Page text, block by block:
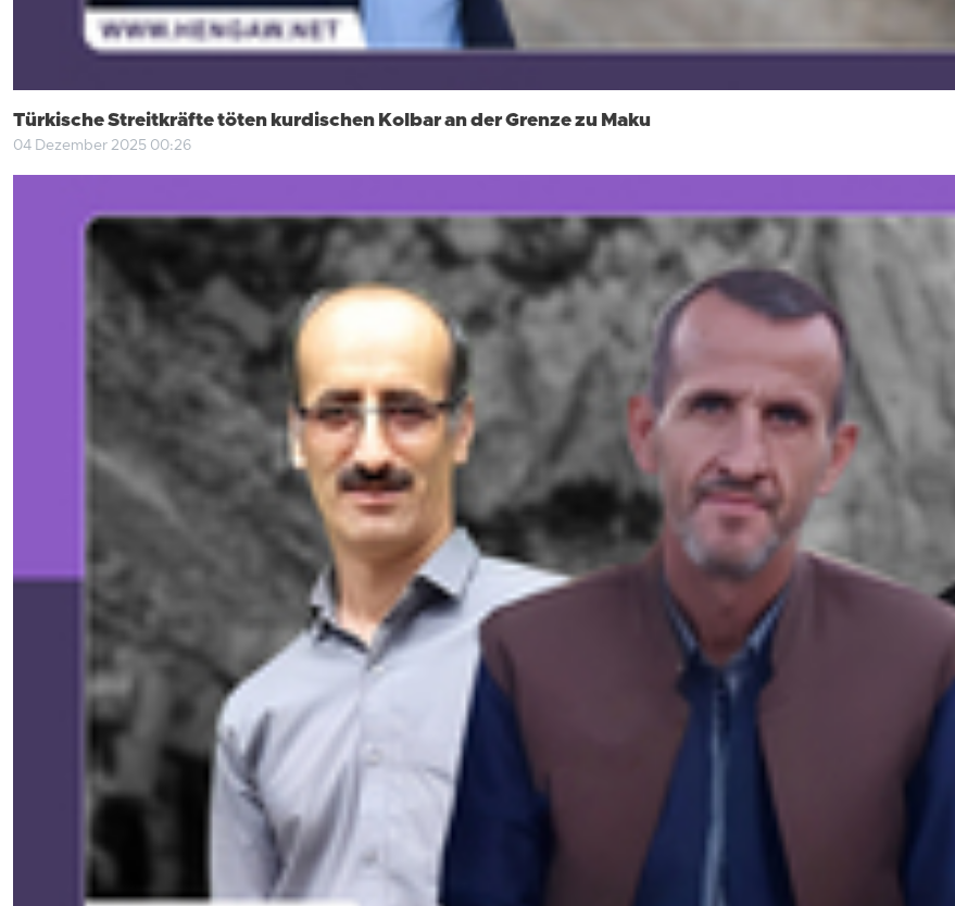
Türkische Streitkräfte töten kurdischen Kolbar an der Grenze zu Maku
04 Dezember 2025 00:26